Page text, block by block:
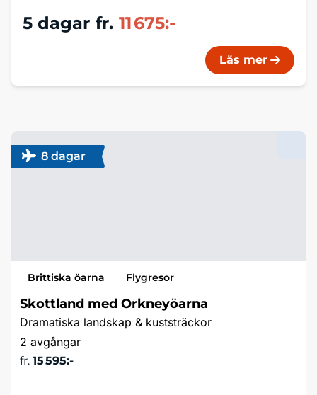
5 dagar fr. 11 675:-
Läs mer
8 dagar
Brittiska öarna Flygresor
Skottland med Orkneyöarna
Dramatiska landskap & kuststräckor
2 avgångar
fr. 15 595:-